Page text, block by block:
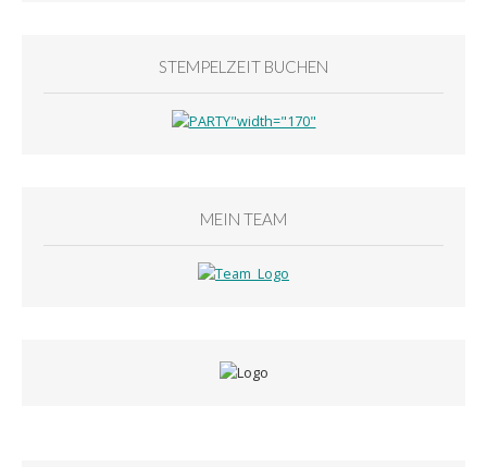
STEMPELZEIT BUCHEN
MEIN TEAM